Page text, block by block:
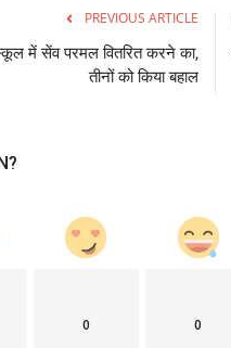
PREVIOUS ARTICLE
में सेंव परमल वितरित करने का,
तीनों को किया बहाल
0 0